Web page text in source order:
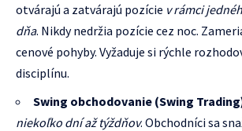
otvárajú a zatvárajú pozície v rámci
dňa. Nikdy nedržia pozície cez noc.
cenové pohyby. Vyžaduje si rýchle
disciplínu.
Swing obchodovanie (Swing
niekoľko dní až týždňov. Obchodníci sa